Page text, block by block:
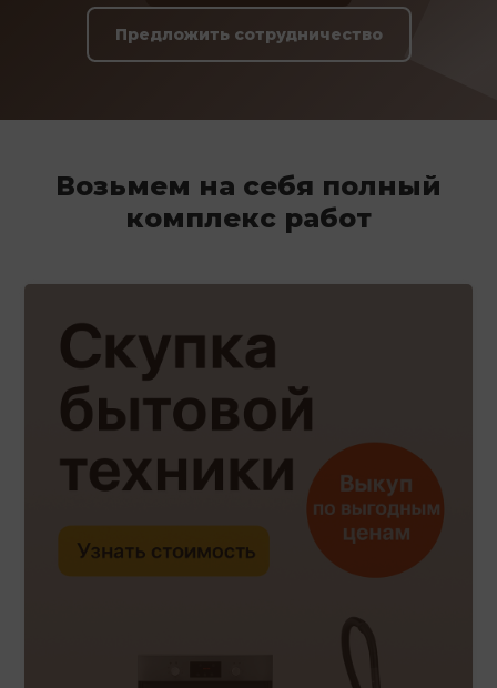
Предложить сотрудничество
Возьмем на себя полный
комплекс работ